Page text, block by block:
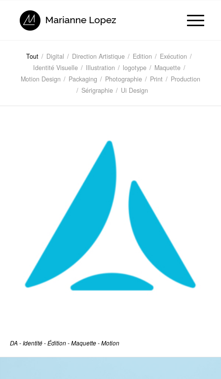
Tout / Digital / Direction Artistique / Edition / Exécution /
Identité Visuelle / Illustration / logotype / Maquette /
Motion Design / Packaging / Photographie / Print / Production
/ Sérigraphie / Ui Design
DA - Identité - Édition - Maquette - Motion